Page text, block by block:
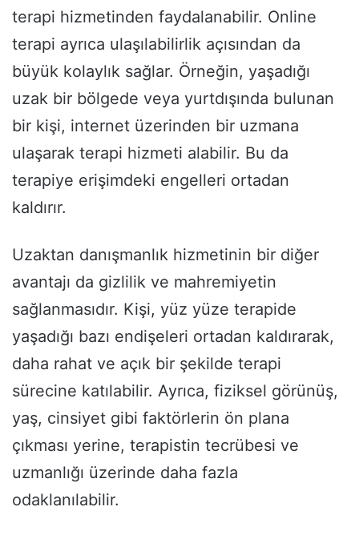
terapi hizmetinden faydalanabilir. Online
terapi ayrıca ulaşılabilirlik açısından da
büyük kolaylık sağlar. Örneğin, yaşadığı
uzak bir bölgede veya yurtdışında bulunan
bir kişi, internet üzerinden bir uzmana
ulaşarak terapi hizmeti alabilir. Bu da
terapiye erişimdeki engelleri ortadan
kaldırır.
Uzaktan danışmanlık hizmetinin bir diğer
avantajı da gizlilik ve mahremiyetin
sağlanmasıdır. Kişi, yüz yüze terapide
yaşadığı bazı endişeleri ortadan kaldırarak,
daha rahat ve açık bir şekilde terapi
sürecine katılabilir. Ayrıca, fiziksel görünüş,
yaş, cinsiyet gibi faktörlerin ön plana
çıkması yerine, terapistin tecrübesi ve
uzmanlığı üzerinde daha fazla
odaklanılabilir.